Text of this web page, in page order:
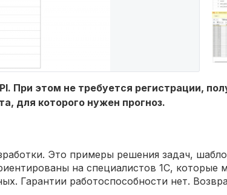
При этом не требуется регистрации,
для которого нужен прогноз.
Это примеры решения задач,
на специалистов 1С, которые
Гарантии работоспособности нет.